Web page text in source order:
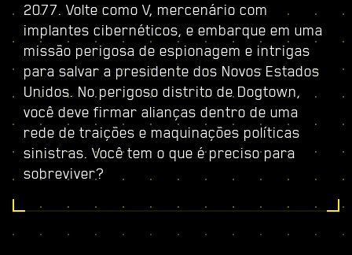
2077. Volte como V, mercenário com
implantes cibernéticos, e embarque em uma
missão perigosa de espionagem e intrigas
para salvar a presidente dos Novos Estados
Unidos. No perigoso distrito de Dogtown,
você deve firmar alianças dentro de uma
rede de traições e maquinações políticas
sinistras. Você tem o que é preciso para
sobreviver?